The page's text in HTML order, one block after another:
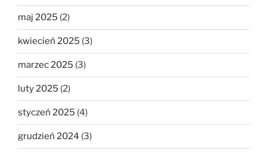
maj 2025 (2)
kwiecień 2025 (3)
marzec 2025 (3)
luty 2025 (2)
styczeń 2025 (4)
grudzień 2024 (3)